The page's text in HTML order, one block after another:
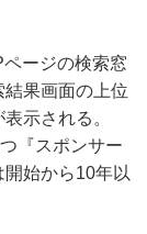
ージの検索窓
果画面の上位
示される。
『スポンサー
始から10年以